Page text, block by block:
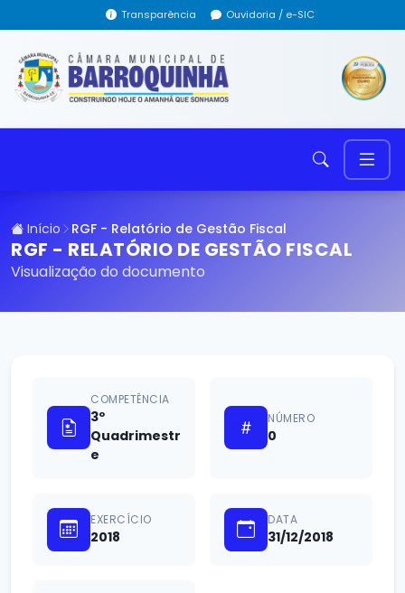
Transparência Ouvidoria / e-SIC
Início RGF - Relatório de Gestão Fiscal
RGF - RELATÓRIO DE GESTÃO FISCAL
Visualização do documento
COMPETÊNCIA
3º
Quadrimestr
e
NÚMERO
0
EXERCÍCIO
2018
DATA
31/12/2018